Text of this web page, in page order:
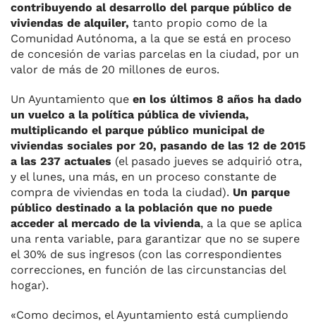
contribuyendo al desarrollo del parque público de
viviendas de alquiler, tanto propio como de la
Comunidad Autónoma, a la que se está en proceso
de concesión de varias parcelas en la ciudad, por un
valor de más de 20 millones de euros.
Un Ayuntamiento que en los últimos 8 años ha dado
un vuelco a la política pública de vivienda,
multiplicando el parque público municipal de
viviendas sociales por 20, pasando de las 12 de 2015
a las 237 actuales (el pasado jueves se adquirió otra,
y el lunes, una más, en un proceso constante de
compra de viviendas en toda la ciudad). Un parque
público destinado a la población que no puede
acceder al mercado de la vivienda, a la que se aplica
una renta variable, para garantizar que no se supere
el 30% de sus ingresos (con las correspondientes
correcciones, en función de las circunstancias del
hogar).
«Como decimos, el Ayuntamiento está cumpliendo